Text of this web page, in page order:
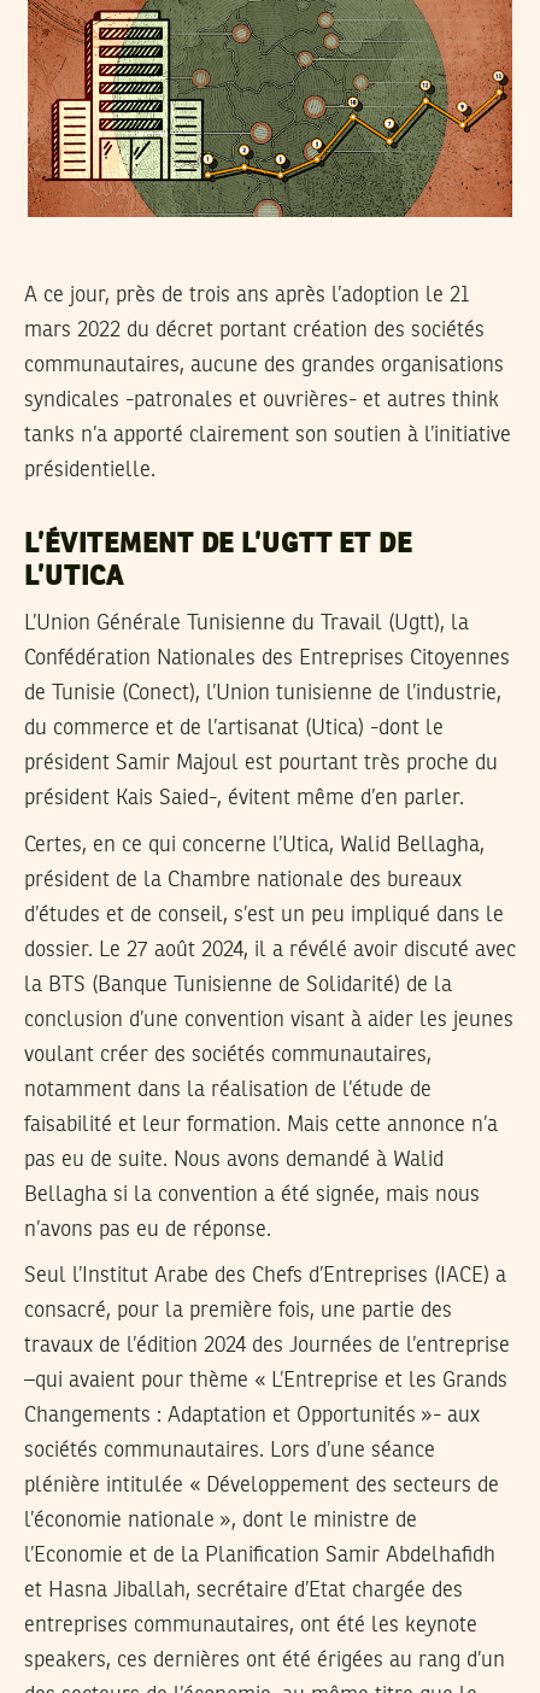
A ce jour, près de trois ans après l’adoption le 21
mars 2022 du décret portant création des sociétés
communautaires, aucune des grandes organisations
syndicales -patronales et ouvrières- et autres think
tanks n’a apporté clairement son soutien à l’initiative
présidentielle.
L’ÉVITEMENT DE L’UGTT ET DE
L’UTICA
L’Union Générale Tunisienne du Travail (Ugtt), la
Confédération Nationales des Entreprises Citoyennes
de Tunisie (Conect), l’Union tunisienne de l’industrie,
du commerce et de l’artisanat (Utica) -dont le
président Samir Majoul est pourtant très proche du
président Kais Saied-, évitent même d’en parler.
Certes, en ce qui concerne l’Utica, Walid Bellagha,
président de la Chambre nationale des bureaux
d’études et de conseil, s’est un peu impliqué dans le
dossier. Le 27 août 2024, il a révélé avoir discuté avec
la BTS (Banque Tunisienne de Solidarité) de la
conclusion d’une convention visant à aider les jeunes
voulant créer des sociétés communautaires,
notamment dans la réalisation de l’étude de
faisabilité et leur formation. Mais cette annonce n’a
pas eu de suite. Nous avons demandé à Walid
Bellagha si la convention a été signée, mais nous
n’avons pas eu de réponse.
Seul l’Institut Arabe des Chefs d’Entreprises (IACE) a
consacré, pour la première fois, une partie des
travaux de l’édition 2024 des Journées de l’entreprise
–qui avaient pour thème « L’Entreprise et les Grands
Changements : Adaptation et Opportunités »- aux
sociétés communautaires. Lors d’une séance
plénière intitulée « Développement des secteurs de
l’économie nationale », dont le ministre de
l’Economie et de la Planification Samir Abdelhafidh
et Hasna Jiballah, secrétaire d’Etat chargée des
entreprises communautaires, ont été les keynote
speakers, ces dernières ont été érigées au rang d’un